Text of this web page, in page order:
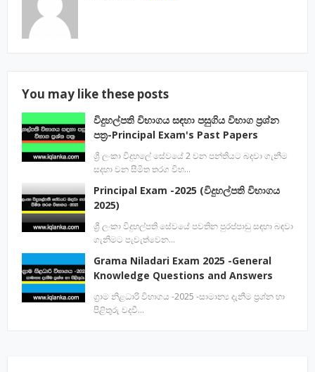
You may like these posts
විදුහල්පති විභාගය සඳහා පසුගිය විභාග ප්‍රශ්න
පත්‍ර-Principal Exam's Past Papers
ශ්‍රී ලංකා විදුහලේ සේවයේ 2 වන පන්තියට බදවා ගැනීම
සදහා වන සීමිත තරග විභ…
Principal Exam -2025 (විදුහල්පති විභාගය
2025)
ශ්‍රී ලංකා විදුහල්පති සේවයේ පවතින පුරප්පාඩු සඳහා බඳවා
ගැනිමට පැවැත්වෙන…
Grama Niladari Exam 2025 -General
Knowledge Questions and Answers
ග්‍රාම නිළධාරි විභාගය -2025 -සාමාන්‍ය දැනීම ප්‍රශ්න හා
පිළිතුරු වදවී…